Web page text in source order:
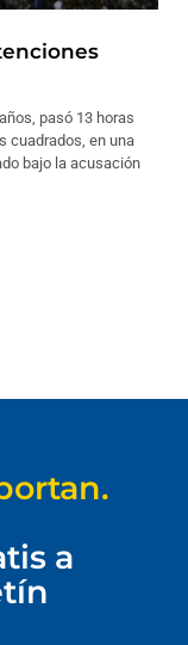
pasó 13 horas
cuadrados, en una
bajo la acusación
a